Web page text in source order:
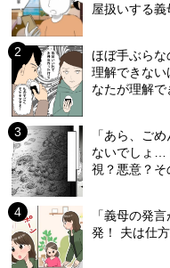
屋扱いする義
ほぼ手ぶら
理解できな
なたが理解で
「あら、ご
ないでしょ…
視？悪意？
「義母の発
発！ 夫は仕